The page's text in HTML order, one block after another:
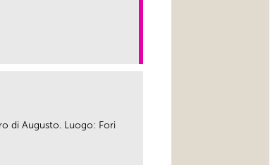
di Augusto. Luogo: Fori